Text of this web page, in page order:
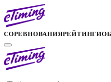
СОРЕВНОВАНИЯРЕЙТИНГИ